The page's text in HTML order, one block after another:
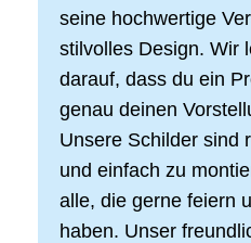
seine hochwertige
stilvolles Design. Wir
darauf, dass du ein
genau deinen
Unsere Schilder sind
und einfach zu
alle, die gerne feiern
haben. Unser